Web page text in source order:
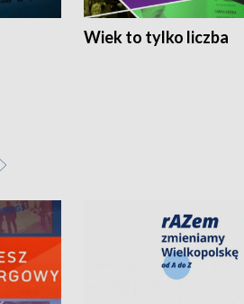
Wiek to tylko liczba